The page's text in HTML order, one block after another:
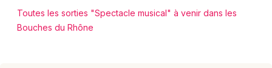
Toutes les sorties "Spectacle musical" à venir dans les
Bouches du Rhône